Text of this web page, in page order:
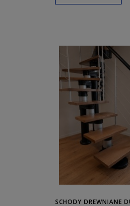
SCHODY DREWNIANE